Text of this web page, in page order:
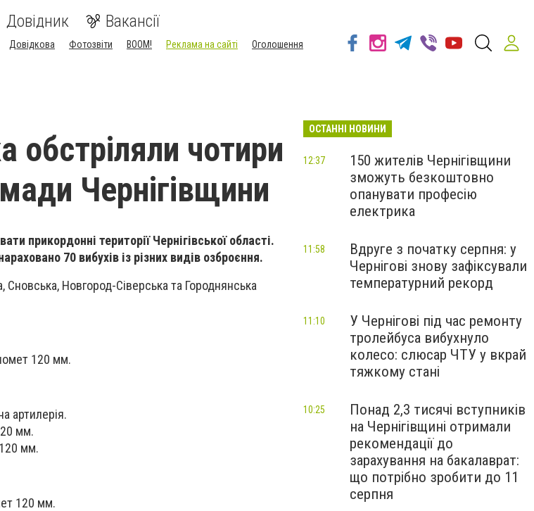
Довідник Вакансії
Довідкова Фотозвіти BOOM! Реклама на сайті
Оголошення
обстріляли чотири
Чернігівщини
прикордонні території Чернігівської області.
70 вибухів із різних видів озброєння.
Новгород-Сіверська та Городнянська
120 мм.
артилерія.
мм.
мм.
120 мм.
ОСТАННІ НОВИНИ
150 жителів Чернігівщини
зможуть безкоштовно
опанувати професію
електрика
12:37
Вдруге з початку серпня: у
Чернігові знову зафіксували
температурний рекорд
11:58
У Чернігові під час ремонту
тролейбуса вибухнуло
колесо: слюсар ЧТУ у вкрай
тяжкому стані
11:10
Понад 2,3 тисячі вступників
на Чернігівщині отримали
рекомендації до
зарахування на бакалаврат:
що потрібно зробити до 11
серпня
10:25